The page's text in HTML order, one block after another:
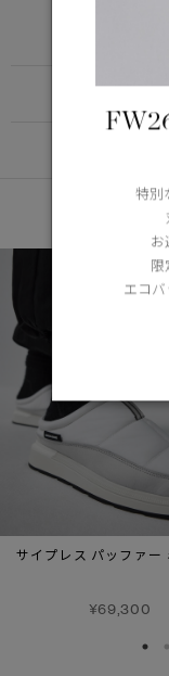
サイプレス パッファー
¥69,300
特別
お
限
エコバ